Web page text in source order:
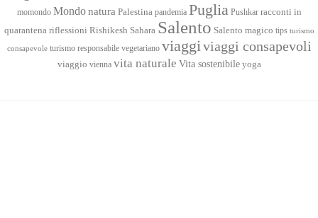
momondo Mondo natura Palestina pandemia Puglia Pushkar racconti in
quarantena riflessioni Rishikesh Sahara Salento Salento magico tips turismo
consapevole turismo responsabile vegetariano viaggi viaggi consapevoli
viaggio vienna vita naturale Vita sostenibile yoga